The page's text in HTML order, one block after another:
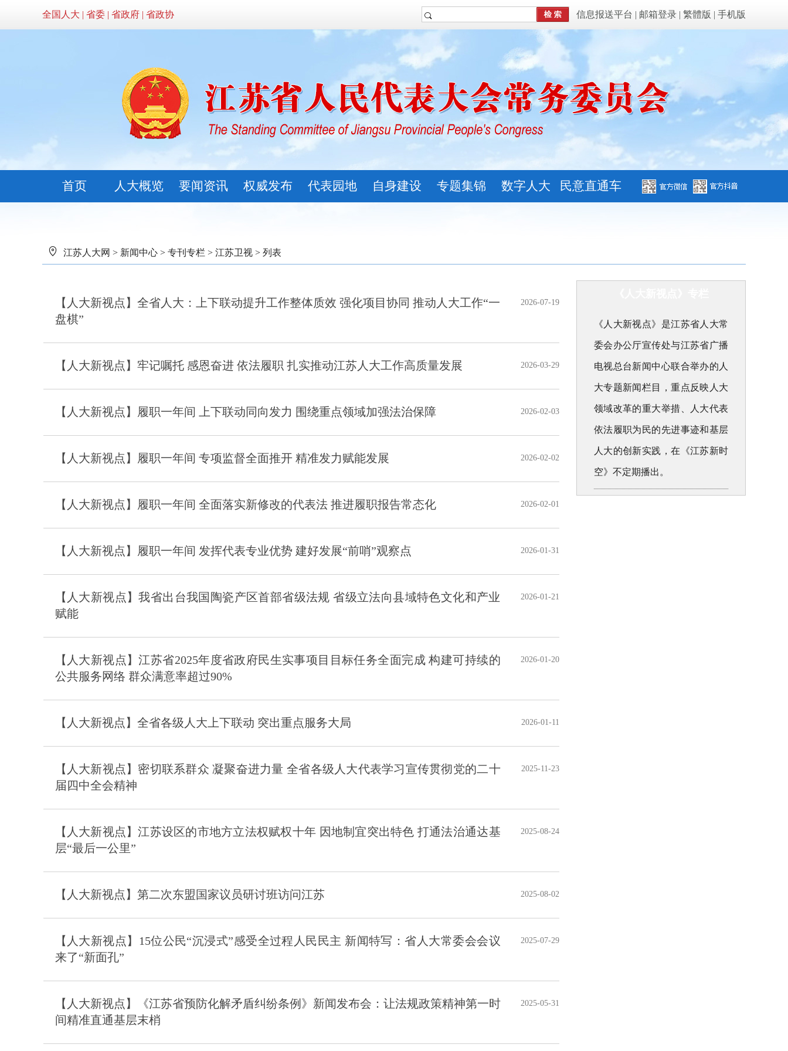
全国人大 | 省委 | 省政府 | 省政协 信息报送平台 | 邮箱登录 | 繁體版 | 手机版
首页 人大概览 要闻资讯 权威发布 代表园地 自身建设 专题集锦 数字人大 民意直通车
江苏人大网 > 新闻中心 > 专刊专栏 > 江苏卫视 > 列表
【人大新视点】全省人大：上下联动提升工作整体质效 强化项目协同 推动人大工作“一
盘棋”
2026-07-19
【人大新视点】牢记嘱托 感恩奋进 依法履职 扎实推动江苏人大工作高质量发展 2026-03-29
【人大新视点】履职一年间 上下联动同向发力 围绕重点领域加强法治保障 2026-02-03
【人大新视点】履职一年间 专项监督全面推开 精准发力赋能发展 2026-02-02
【人大新视点】履职一年间 全面落实新修改的代表法 推进履职报告常态化 2026-02-01
【人大新视点】履职一年间 发挥代表专业优势 建好发展“前哨”观察点 2026-01-31
【人大新视点】我省出台我国陶瓷产区首部省级法规 省级立法向县域特色文化和产业
赋能
2026-01-21
【人大新视点】江苏省2025年度省政府民生实事项目目标任务全面完成 构建可持续的
公共服务网络 群众满意率超过90%
2026-01-20
【人大新视点】全省各级人大上下联动 突出重点服务大局 2026-01-11
【人大新视点】密切联系群众 凝聚奋进力量 全省各级人大代表学习宣传贯彻党的二十
届四中全会精神
2025-11-23
【人大新视点】江苏设区的市地方立法权赋权十年 因地制宜突出特色 打通法治通达基
层“最后一公里”
2025-08-24
【人大新视点】第二次东盟国家议员研讨班访问江苏 2025-08-02
【人大新视点】15位公民“沉浸式”感受全过程人民民主 新闻特写：省人大常委会会议
来了“新面孔”
2025-07-29
【人大新视点】《江苏省预防化解矛盾纠纷条例》新闻发布会：让法规政策精神第一时
间精准直通基层末梢
2025-05-31
《人大新视点》是江苏省人大常
委会办公厅宣传处与江苏省广播
电视总台新闻中心联合举办的人
大专题新闻栏目，重点反映人大
领域改革的重大举措、人大代表
依法履职为民的先进事迹和基层
人大的创新实践，在《江苏新时
空》不定期播出。